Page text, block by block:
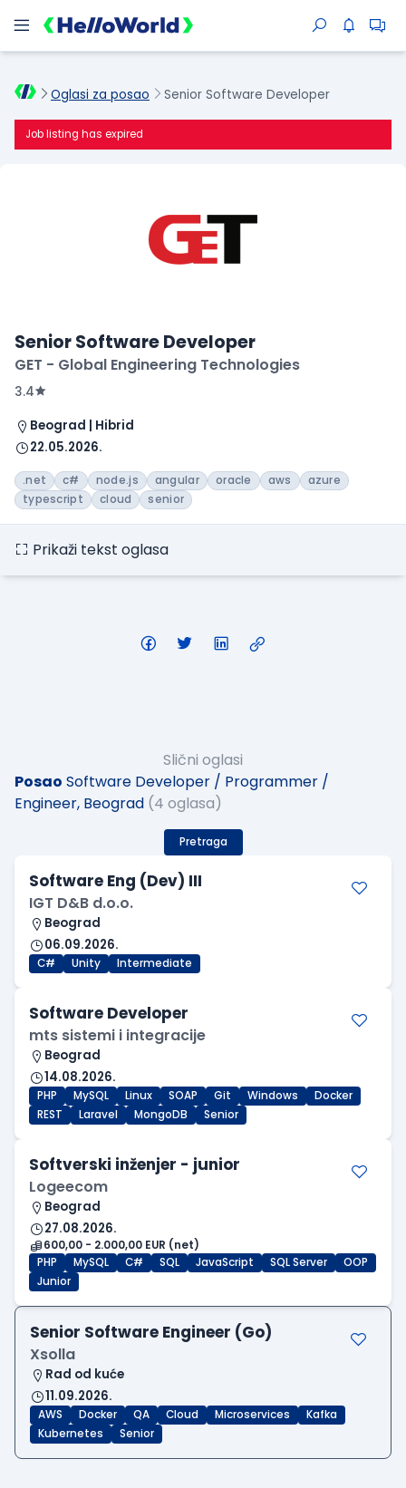
Oglasi za posao Senior Software Developer
Job listing has expired
Senior Software Developer
GET - Global Engineering Technologies
3.4
Beograd | Hibrid
22.05.2026.
.net c# node.js angular oracle aws
azure
typescript
cloud senior
Prikaži tekst oglasa
Slični oglasi
Posao Software Developer / Programmer /
Engineer, Beograd (4 oglasa)
Pretraga
Software Eng (Dev) III
IGT D&B d.o.o.
Beograd
06.09.2026.
C# Unity Intermediate
Software Developer
mts sistemi i integracije
Beograd
14.08.2026.
PHP MySQL Linux SOAP Git Windows
Docker
REST
Laravel MongoDB Senior
Softverski inženjer - junior
Logeecom
Beograd
27.08.2026.
600,00 - 2.000,00 EUR (net)
PHP
MySQL C# SQL JavaScript SQL Server
OOP
Junior
Senior Software Engineer (Go)
Xsolla
Rad od kuće
11.09.2026.
AWS Docker QA Cloud Microservices
Kafka
Kubernetes
Senior